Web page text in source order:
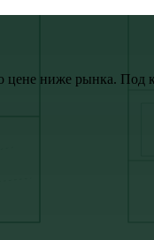
цене ниже рынка. Под